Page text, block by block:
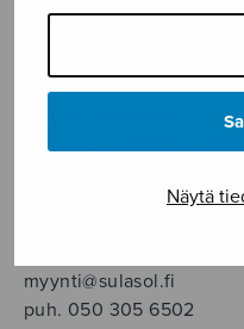
Näytä
Sulasol
ma–pe klo 10–16 tai
Tallberginkatu 1 B, 1,5
myynti@sulasol.fi
puh. 050 305 6502